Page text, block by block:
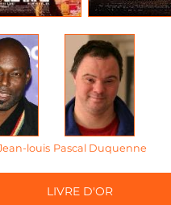
louis Pascal Duquenne
LIVRE D'OR